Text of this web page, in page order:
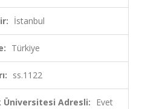
İstanbul
Türkiye
ss.1122
Üniversitesi Adresli: Evet